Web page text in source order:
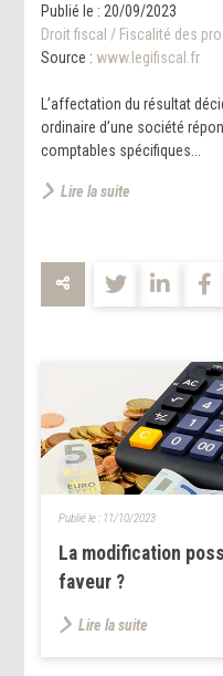
Publié le : 20/09/2023
Droit fiscal / Fiscalité des
Source : www.legifiscal.fr
L’affectation du résultat
ordinaire d’une société
comptables spécifiques...
Lire la suite
La modification
faveur ?
Publié le : 11/10/2023
Lire la suite